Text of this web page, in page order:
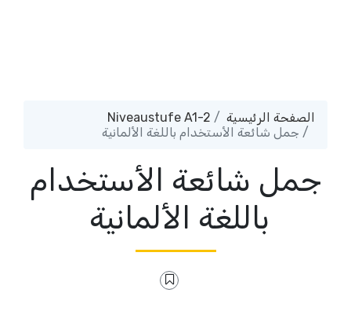
الصفحة الرئيسية
Niveaustufe A1-2
جمل شائعة الأستخدام باللغة الألمانية
جمل شائعة الأستخدام
باللغة الألمانية